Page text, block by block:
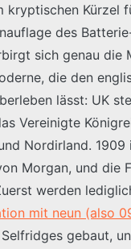
kryptischen Kürzel
des
sich genau die
die den
lässt: UK
Vereinigte
Nordirland. 1909
Morgan, und die
werden
mit neun (also
gebaut,